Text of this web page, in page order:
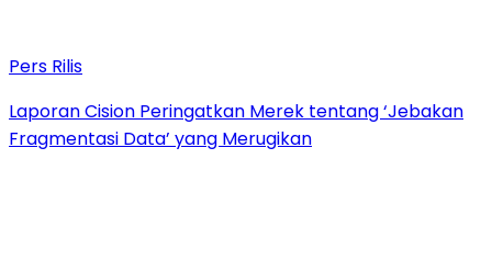
Pers Rilis
Laporan Cision Peringatkan Merek tentang ‘Jebakan
Fragmentasi Data’ yang Merugikan